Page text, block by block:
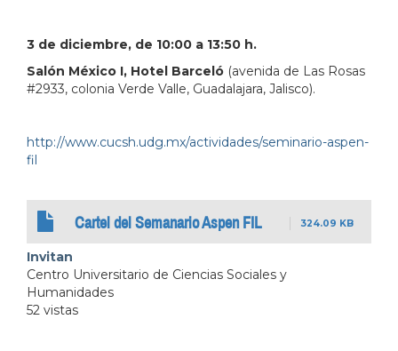
3 de diciembre, de 10:00 a 13:50 h.
Salón México I, Hotel Barceló (avenida de Las Rosas
#2933, colonia Verde Valle, Guadalajara, Jalisco).
http://www.cucsh.udg.mx/actividades/seminario-aspen-
fil
Cartel del Semanario Aspen FIL 324.09 KB
Invitan
Centro Universitario de Ciencias Sociales y
Humanidades
52 vistas